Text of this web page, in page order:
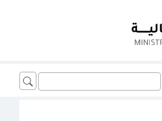
Search
for: